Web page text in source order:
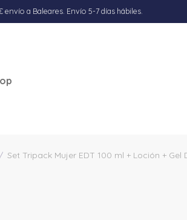
a Baleares. Envío 5-7 días hábiles.
/ Set Tripack Mujer EDT 100 ml + Loción +